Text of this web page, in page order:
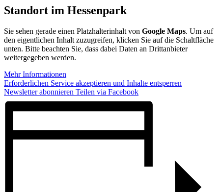
Standort im Hessenpark
Sie sehen gerade einen Platzhalterinhalt von Google Maps. Um auf
den eigentlichen Inhalt zuzugreifen, klicken Sie auf die Schaltfläche
unten. Bitte beachten Sie, dass dabei Daten an Drittanbieter
weitergegeben werden.
Mehr Informationen
Erforderlichen Service akzeptieren und Inhalte entsperren
Newsletter abonnieren Teilen via Facebook